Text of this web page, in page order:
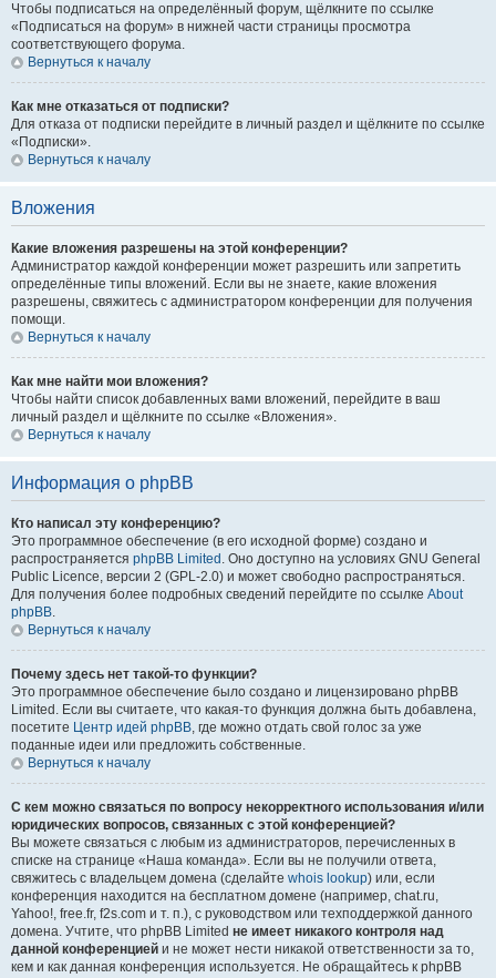
Чтобы подписаться на определённый форум, щёлкните по ссылке
«Подписаться на форум» в нижней части страницы просмотра
соответствующего форума.
Вернуться к началу
Как мне отказаться от подписки?
Для отказа от подписки перейдите в личный раздел и щёлкните по ссылке
«Подписки».
Вернуться к началу
Вложения
Какие вложения разрешены на этой конференции?
Администратор каждой конференции может разрешить или запретить
определённые типы вложений. Если вы не знаете, какие вложения
разрешены, свяжитесь с администратором конференции для получения
помощи.
Вернуться к началу
Как мне найти мои вложения?
Чтобы найти список добавленных вами вложений, перейдите в ваш
личный раздел и щёлкните по ссылке «Вложения».
Вернуться к началу
Информация о phpBB
Кто написал эту конференцию?
Это программное обеспечение (в его исходной форме) создано и
распространяется phpBB Limited . Оно доступно на условиях GNU General
Public Licence, версии 2 (GPL-2.0) и может свободно распространяться.
Для получения более подробных сведений перейдите по ссылке About
phpBB.
Вернуться к началу
Почему здесь нет такой-то функции?
Это программное обеспечение было создано и лицензировано phpBB
Limited. Если вы считаете, что какая-то функция должна быть добавлена,
посетите Центр идей phpBB, где можно отдать свой голос за уже
поданные идеи или предложить собственные.
Вернуться к началу
С кем можно связаться по вопросу некорректного использования и/или
юридических вопросов, связанных с этой конференцией?
Вы можете связаться с любым из администраторов, перечисленных в
списке на странице «Наша команда». Если вы не получили ответа,
свяжитесь с владельцем домена (сделайте whois lookup) или, если
конференция находится на бесплатном домене (например, chat.ru,
Yahoo!, free.fr, f2s.com и т. п.), с руководством или техподдержкой данного
домена. Учтите, что phpBB Limited не имеет никакого контроля над
данной конференцией и не может нести никакой ответственности за то,
кем и как данная конференция используется. Не обращайтесь к phpBB